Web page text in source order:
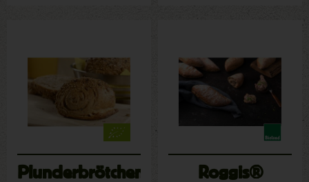
Plunderbrötchen Roggis®